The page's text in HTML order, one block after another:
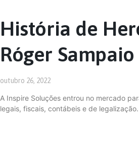
História de
Róger Sampaio
outubro 26, 2022
A Inspire Soluções entrou no mercado
legais, fiscais, contábeis e de legalização.